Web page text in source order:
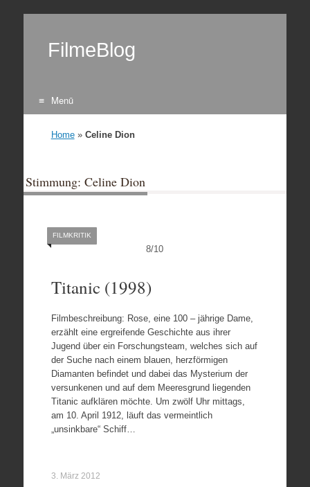
FilmeBlog
Menü
Home» Celine Dion
Stimmung: Celine Dion
8/10
FILMKRITIK
Titanic (1998)
Filmbeschreibung: Rose, eine 100 – jährige Dame,
erzählt eine ergreifende Geschichte aus ihrer
Jugend über ein Forschungsteam, welches sich auf
der Suche nach einem blauen, herzförmigen
Diamanten befindet und dabei das Mysterium der
versunkenen und auf dem Meeresgrund liegenden
Titanic aufklären möchte. Um zwölf Uhr mittags,
am 10. April 1912, läuft das vermeintlich
„unsinkbare“ Schiff…
3. März 2012